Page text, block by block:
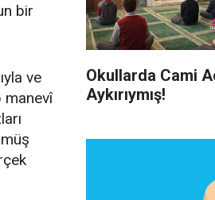
bir
ve
manevî
Okullarda Cami
Aykırıymış!